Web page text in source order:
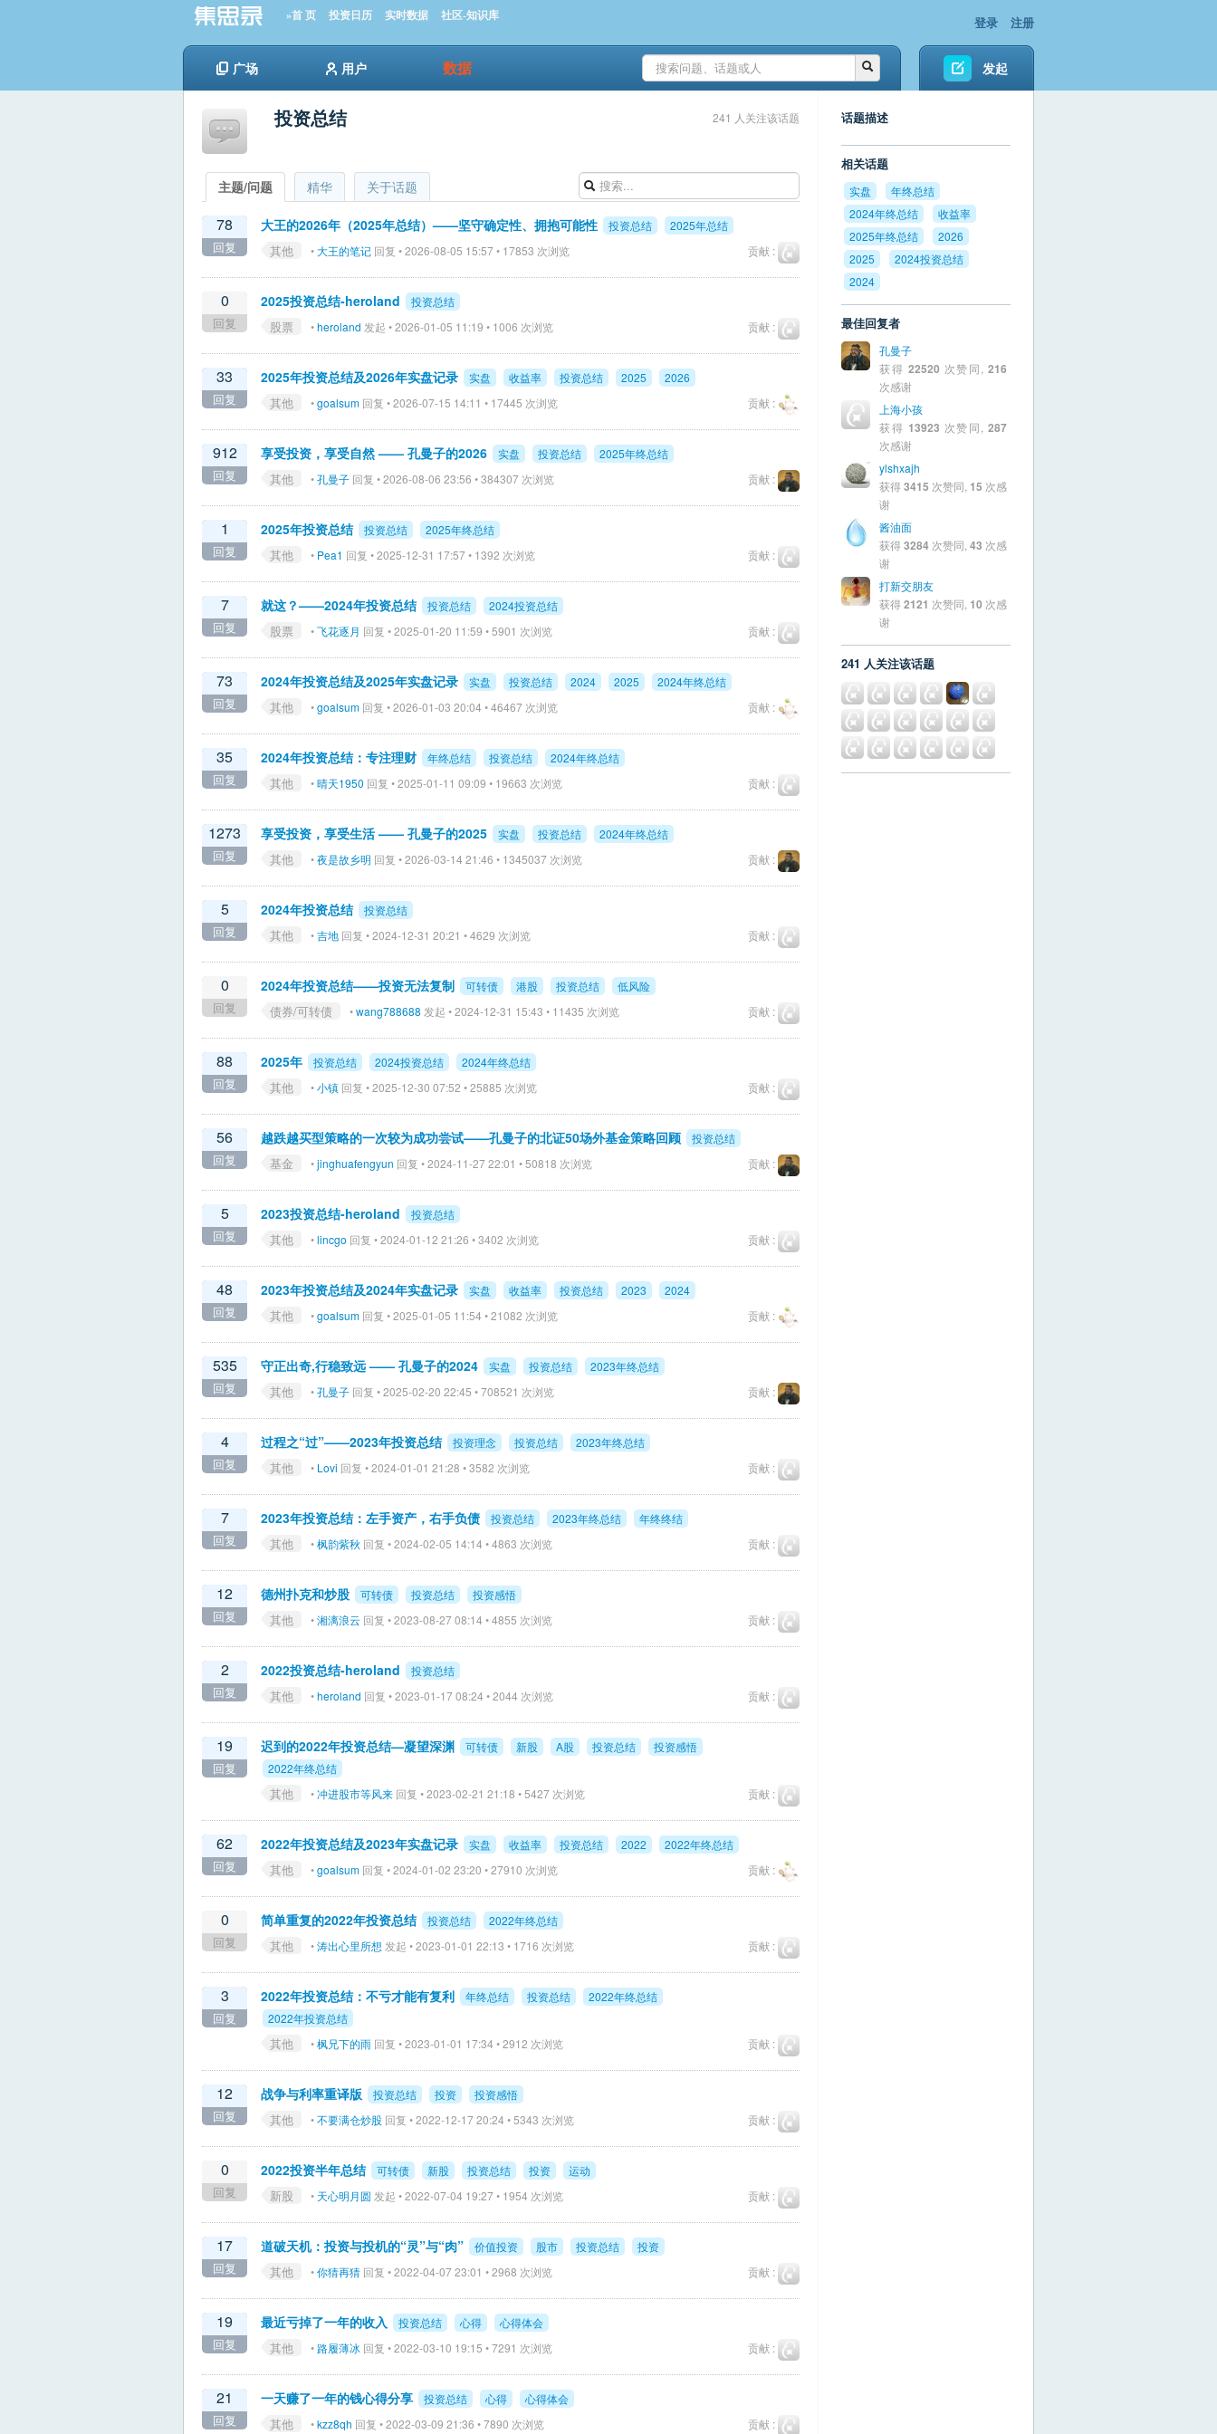
»首 页 投资日历 实时数据 社区-知识库 登录 注册
广场 用户 数据 发起
投资总结 241 人关注该话题
主题/问题 精华 关于话题
78
回复
大王的2026年（2025年总结）——坚守确定性、拥抱可能性 投资总结
2025年总结
贡献 :
其他 •大王的笔记 回复 • 2026-08-05 15:57 • 17853 次浏览
0
回复
2025投资总结-heroland
投资总结
贡献 :
股票 •heroland 发起 • 2026-01-05 11:19 • 1006 次浏览
33
回复
2025年投资总结及2026年实盘记录 实盘 收益率 投资总结 2025
2026
贡献 :
其他 •goalsum 回复 • 2026-07-15 14:11 • 17445 次浏览
912
回复
享受投资，享受自然 —— 孔曼子的2026 实盘 投资总结
2025年终总结
贡献 :
其他 •孔曼子 回复 • 2026-08-06 23:56 • 384307 次浏览
1
回复
2025年投资总结 投资总结
2025年终总结
贡献 :
其他 • Pea1 回复 • 2025-12-31 17:57 • 1392 次浏览
7
回复
就这？——2024年投资总结 投资总结
2024投资总结
贡献 :
股票 •飞花逐月 回复 • 2025-01-20 11:59 • 5901 次浏览
73
回复
2024年投资总结及2025年实盘记录 实盘 投资总结 2024 2025
2024年终总结
贡献 :
其他 •goalsum 回复 • 2026-01-03 20:04 • 46467 次浏览
35
回复
2024年投资总结：专注理财 年终总结 投资总结
2024年终总结
贡献 :
其他 •晴天1950 回复 • 2025-01-11 09:09 • 19663 次浏览
1273
回复
享受投资，享受生活 —— 孔曼子的2025 实盘 投资总结
2024年终总结
贡献 :
其他 •夜是故乡明 回复 • 2026-03-14 21:46 • 1345037 次浏览
5
回复
2024年投资总结
投资总结
贡献 :
其他 •吉地 回复 • 2024-12-31 20:21 • 4629 次浏览
0
回复
2024年投资总结——投资无法复制 可转债 港股 投资总结
低风险
贡献 :
债券/可转债 •wang788688 发起 • 2024-12-31 15:43 • 11435 次浏览
88
回复
2025年 投资总结 2024投资总结
2024年终总结
贡献 :
其他 •小镇 回复 • 2025-12-30 07:52 • 25885 次浏览
56
回复
越跌越买型策略的一次较为成功尝试——孔曼子的北证50场外基金策略回顾
投资总结
贡献 :
基金 •jinghuafengyun 回复 • 2024-11-27 22:01 • 50818 次浏览
5
回复
2023投资总结-heroland
投资总结
贡献 :
其他 •lincgo 回复 • 2024-01-12 21:26 • 3402 次浏览
48
回复
2023年投资总结及2024年实盘记录 实盘 收益率 投资总结 2023
2024
贡献 :
其他 •goalsum 回复 • 2025-01-05 11:54 • 21082 次浏览
535
回复
守正出奇,行稳致远 —— 孔曼子的2024 实盘 投资总结
2023年终总结
贡献 :
其他 •孔曼子 回复 • 2025-02-20 22:45 • 708521 次浏览
4
回复
过程之“过”——2023年投资总结 投资理念 投资总结
2023年终总结
贡献 :
其他 • Lovi 回复 • 2024-01-01 21:28 • 3582 次浏览
7
回复
2023年投资总结：左手资产，右手负债 投资总结 2023年终总结
年终终结
贡献 :
其他 •枫韵紫秋 回复 • 2024-02-05 14:14 • 4863 次浏览
12
回复
德州扑克和炒股 可转债 投资总结
投资感悟
贡献 :
其他 •湘漓浪云 回复 • 2023-08-27 08:14 • 4855 次浏览
2
回复
2022投资总结-heroland
投资总结
贡献 :
其他 •heroland 回复 • 2023-01-17 08:24 • 2044 次浏览
19
回复
迟到的2022年投资总结—凝望深渊 可转债 新股 A股 投资总结
投资感悟
2022年终总结
贡献 :
其他 •冲进股市等风来 回复 • 2023-02-21 21:18 • 5427 次浏览
62
回复
2022年投资总结及2023年实盘记录 实盘 收益率 投资总结 2022
2022年终总结
贡献 :
其他 •goalsum 回复 • 2024-01-02 23:20 • 27910 次浏览
0
回复
简单重复的2022年投资总结 投资总结
2022年终总结
贡献 :
其他 •涛出心里所想 发起 • 2023-01-01 22:13 • 1716 次浏览
3
回复
2022年投资总结：不亏才能有复利 年终总结 投资总结
2022年终总结
2022年投资总结
贡献 :
其他 •枫兄下的雨 回复 • 2023-01-01 17:34 • 2912 次浏览
12
回复
战争与利率重译版 投资总结 投资
投资感悟
贡献 :
其他 •不要满仓炒股 回复 • 2022-12-17 20:24 • 5343 次浏览
0
回复
2022投资半年总结 可转债 新股 投资总结 投资
运动
贡献 :
新股 • 天心明月圆 发起 • 2022-07-04 19:27 • 1954 次浏览
17
回复
道破天机：投资与投机的“灵”与“肉” 价值投资 股市 投资总结
投资
贡献 :
其他 •你猜再猜 回复 • 2022-04-07 23:01 • 2968 次浏览
19
回复
最近亏掉了一年的收入 投资总结 心得
心得体会
贡献 :
其他 •路履薄冰 回复 • 2022-03-10 19:15 • 7291 次浏览
21
回复
一天赚了一年的钱心得分享 投资总结 心得
心得体会
贡献 :
其他 •kzz8qh 回复 • 2022-03-09 21:36 • 7890 次浏览
话题描述
相关话题
实盘
年终总结
2024年终总结
收益率
2025年终总结
2026
2025
2024投资总结
2024
最佳回复者
孔曼子
获得 22520 次赞同, 216
次感谢
上海小孩
获得 13923 次赞同, 287
次感谢
ylshxajh
获得3415 次赞同, 15 次感
谢
酱油面
获得3284 次赞同, 43 次感
谢
打新交朋友
获得2121 次赞同, 10 次感
谢
241 人关注该话题